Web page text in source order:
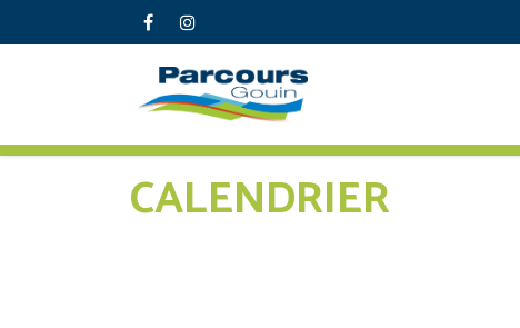
CALENDRIER